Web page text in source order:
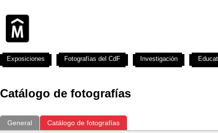
Catálogo de fotografías
General Catálogo de fotografías
Exposiciones Fotografías del CdF Investigación